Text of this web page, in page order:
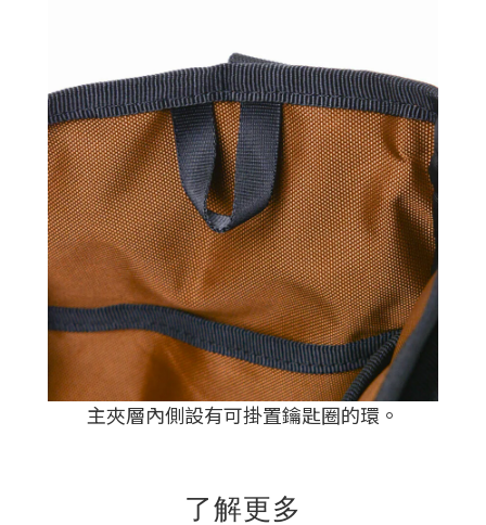
主夾層內側設有可掛置鑰匙圈的環 。
了解更多